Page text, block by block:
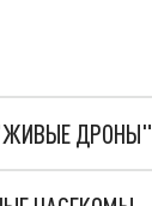
"ЖИВЫЕ ДРОНЫ"